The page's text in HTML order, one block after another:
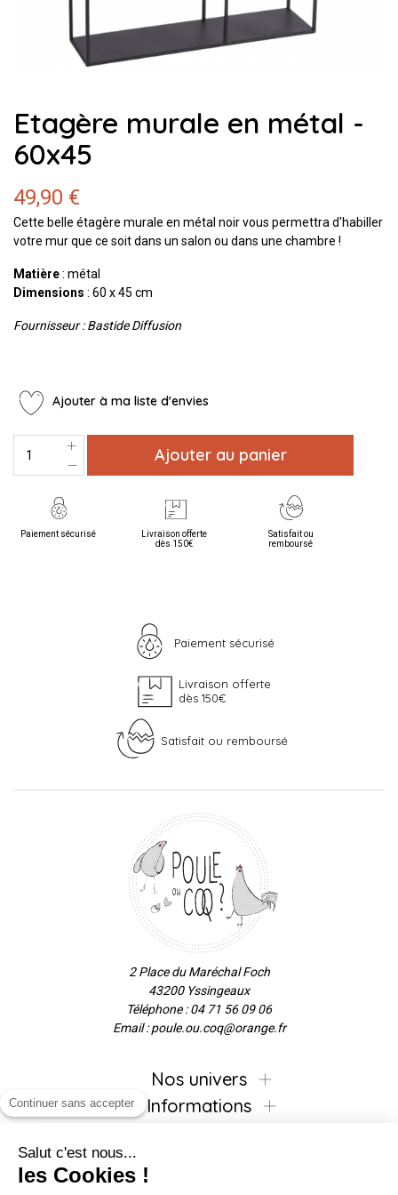
Etagère murale en métal -
60x45
49,90 €
Cette belle étagère murale en métal noir vous permettra d'habiller
votre mur que ce soit dans un salon ou dans une chambre !
Matière: métal
Dimensions : 60 x 45 cm
Fournisseur : Bastide Diffusion
Ajouter à ma liste d'envies
Ajouter au panier
Paiement sécurisé
Livraison offerte
dès 150€
Satisfait ou
remboursé
Paiement sécurisé
Livraison offerte
dès 150€
Satisfait ou remboursé
2 Place du Maréchal Foch
43200 Yssingeaux
Téléphone : 04 71 56 09 06
Email : poule.ou.coq@orange.fr
Nos univers
Informations
Inscrivez-vous à la newsletter !
Continuer sans accepter
Salut c'est nous...
les Cookies !